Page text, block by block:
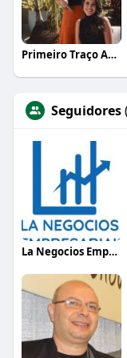
Primeiro Traço Arquitetura
Seguidores
La Negocios Empresariais